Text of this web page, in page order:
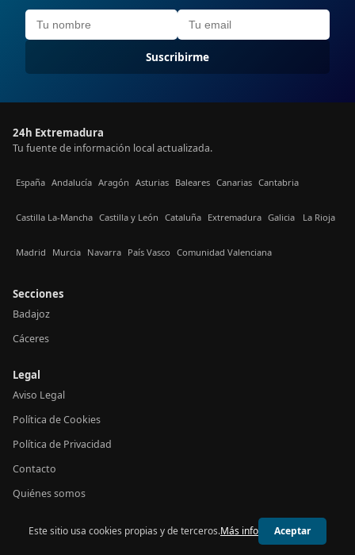
Suscribirme
24h Extremadura
Tu fuente de información local actualizada.
España Andalucía Aragón Asturias Baleares Canarias Cantabria
Castilla La-Mancha Castilla y León Cataluña Extremadura Galicia La Rioja
Madrid Murcia Navarra País Vasco Comunidad Valenciana
Secciones
Badajoz
Cáceres
Legal
Aviso Legal
Política de Cookies
Política de Privacidad
Contacto
Quiénes somos
© 2026 24h Extremadura
Este sitio usa cookies propias y de terceros.Más info Aceptar